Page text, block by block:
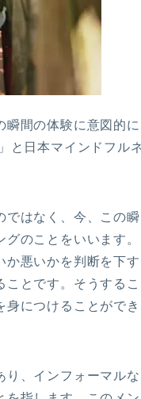
瞬間の体験に意図的に
と日本マインドフル
ではなく、今、この瞬
のことをいいます。
か悪いかを判断を下す
とです。そうするこ
につけることができ
り、インフォーマルな